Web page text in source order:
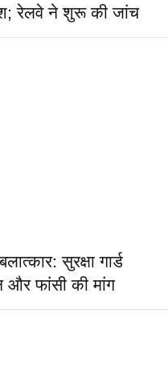
रेलवे ने शुरू की जांच
सुरक्षा गार्ड
और फांसी की मांग